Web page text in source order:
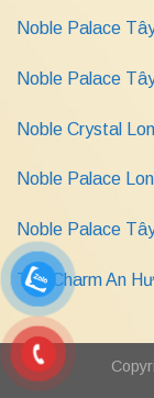
Noble Palace
Noble Palace
Noble Crystal
Noble Palace
Noble Palace
The Charm An